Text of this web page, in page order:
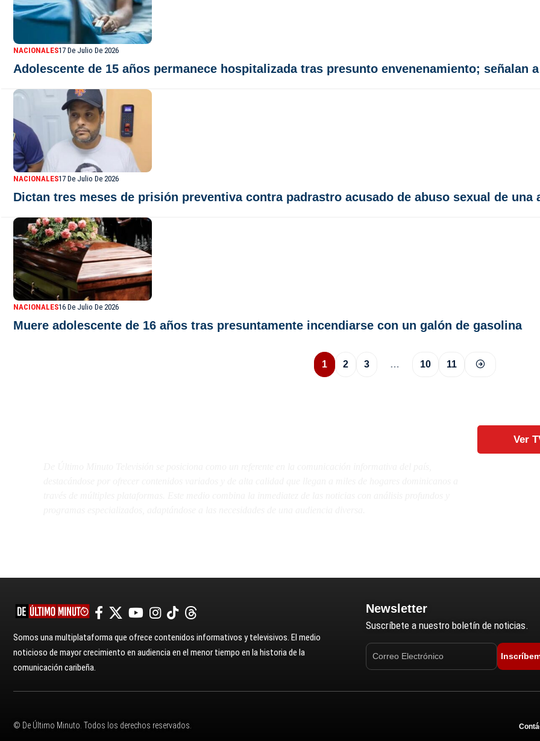
NACIONALES17 De Julio De 2026
Adolescente de 15 años permanece hospitalizada tras presunto envenenamiento; señalan
NACIONALES17 De Julio De 2026
Dictan tres meses de prisión preventiva contra padrastro acusado de abuso sexual de una
NACIONALES16 De Julio De 2026
Muere adolescente de 16 años tras presuntamente incendiarse con un galón de gasolina
1 2 3 … 10 11
Ver
Somos una multiplataforma que ofrece contenidos informativos y televisivos. El medio
noticioso de mayor crecimiento en audiencia en el menor tiempo en la historia de la
comunicación caribeña.
Newsletter
Suscríbete a nuestro boletín de noticias.
© De Último Minuto. Todos los derechos reservados.